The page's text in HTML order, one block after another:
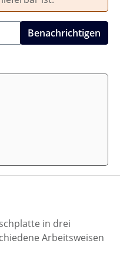
Benachrichtigen
in drei
Arbeitsweisen